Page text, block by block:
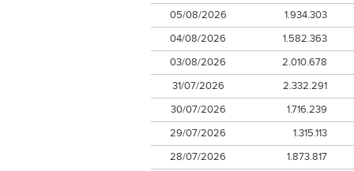
05/08/2026
1.934.303
04/08/2026
1.582.363
03/08/2026
2.010.678
31/07/2026
2.332.291
30/07/2026
1.716.239
29/07/2026
1.315.113
28/07/2026
1.873.817